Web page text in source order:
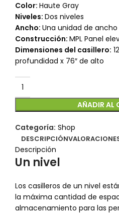
Color: Haute Gray
Niveles: Dos niveles
Ancho: Una unidad de ancho
Construcción: MPL Panel
Dimensiones del casillero:
profundidad x 76″ de alto
AÑADIR AL
Categoría: Shop
DESCRIPCIÓN
Descripción
Un nivel
Los casilleros de un nivel
la máxima cantidad de
almacenamiento para las